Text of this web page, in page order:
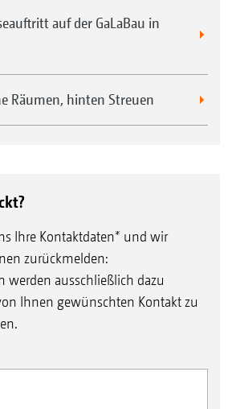
auf der GaLaBau in
Räumen, hinten Streuen
Ihre Kontaktdaten* und wir
zurückmelden:
werden ausschließlich dazu
Ihnen gewünschten Kontakt zu